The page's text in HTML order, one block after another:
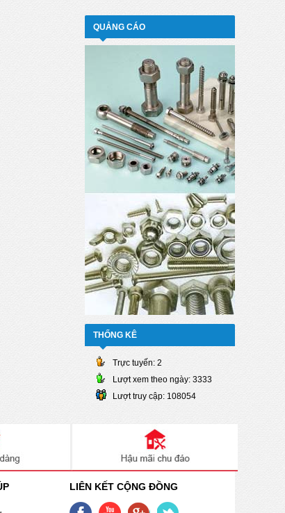
QUẢNG CÁO
THỐNG KÊ
Trực tuyến: 2
Lượt xem theo ngày: 3333
Lượt truy cập: 108054
LIÊN KẾT CỘNG ĐỒNG